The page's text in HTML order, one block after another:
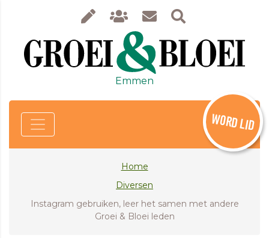
Emmen
WORD LID
Home
Diversen
Instagram gebruiken, leer het samen met andere
Groei & Bloei leden